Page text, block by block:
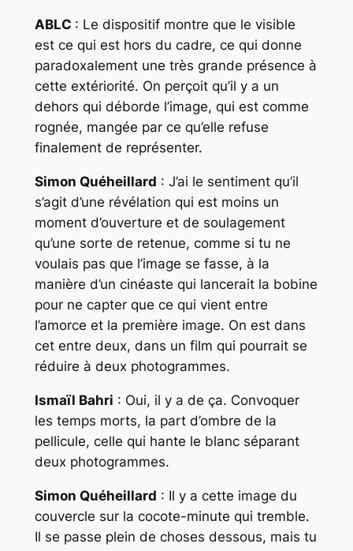
ABLC : Le dispositif montre que le visible
est ce qui est hors du cadre, ce qui donne
paradoxalement une très grande présence à
cette extériorité. On perçoit qu’il y a un
dehors qui déborde l’image, qui est comme
rognée, mangée par ce qu’elle refuse
finalement de représenter.
Simon Quéheillard : J’ai le sentiment qu’il
s’agit d’une révélation qui est moins un
moment d’ouverture et de soulagement
qu’une sorte de retenue, comme si tu ne
voulais pas que l’image se fasse, à la
manière d’un cinéaste qui lancerait la bobine
pour ne capter que ce qui vient entre
l’amorce et la première image. On est dans
cet entre deux, dans un film qui pourrait se
réduire à deux photogrammes.
Ismaïl Bahri : Oui, il y a de ça. Convoquer
les temps morts, la part d’ombre de la
pellicule, celle qui hante le blanc séparant
deux photogrammes.
Simon Quéheillard : Il y a cette image du
couvercle sur la cocote-minute qui tremble.
Il se passe plein de choses dessous, mais tu